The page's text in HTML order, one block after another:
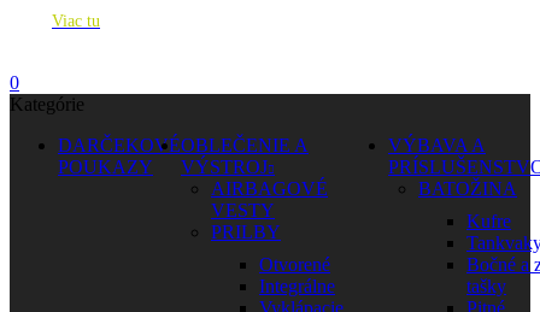
Viac tu
0
Kategórie
DARČEKOVÉ
POUKAZY
OBLEČENIE A
VÝSTROJ
AIRBAGOVÉ
VESTY
PRILBY
Otvorené
Integrálne
VÝBAVA A
BATOŽINA
Kufre
Bočné a
tašky